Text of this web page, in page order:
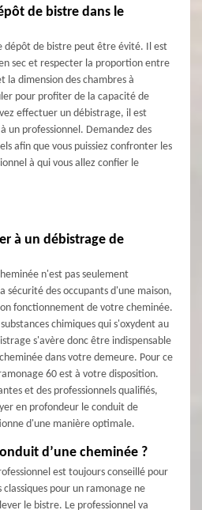
de bistre dans le
dépôt de bistre peut être évité. Il est
sec et respecter la proportion entre
la dimension des chambres à
pour profiter de la capacité de
effectuer un débistrage, il est
un professionnel. Demandez des
afin que vous puissiez confronter les
à qui vous allez confier le
à un débistrage de
n'est pas seulement
sécurité des occupants d'une maison,
fonctionnement de votre cheminée.
chimiques qui s'oxydent au
s'avère donc être indispensable
dans votre demeure. Pour ce
60 est à votre disposition.
et des professionnels qualifiés,
en profondeur le conduit de
d'une manière optimale.
d’une cheminée ?
est toujours conseillé pour
pour un ramonage ne
le bistre. Le professionnel va